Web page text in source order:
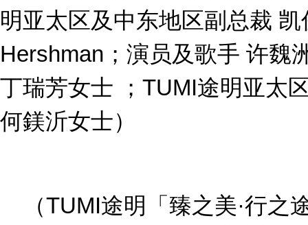
明亚太区及中东地区副总裁
Hershman；演员及歌手 许魏
丁瑞芳女士 ；TUMI途明亚太
何鎂沂女士）
（TUMI途明「臻之美·行